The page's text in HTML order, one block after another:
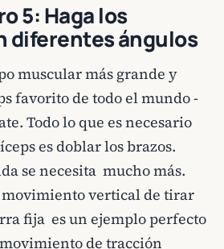
5: Haga los
diferentes ángulos
muscular más grande y
favorito de todo el mundo -
Todo lo que es necesario
es doblar los brazos.
se necesita mucho más.
movimiento vertical de tirar
fija es un ejemplo perfecto
de tracción